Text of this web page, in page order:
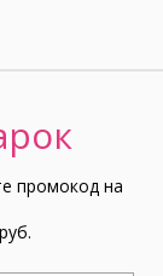
промокод на